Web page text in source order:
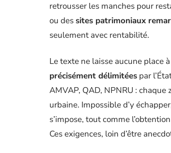
retrousser les manches pour
ou des sites patrimoniaux
seulement avec rentabilité.
Le texte ne laisse aucune place
précisément délimitées par
AMVAP, QAD, NPNRU :
urbaine. Impossible d’y
s’impose, tout comme
Ces exigences, loin d’être